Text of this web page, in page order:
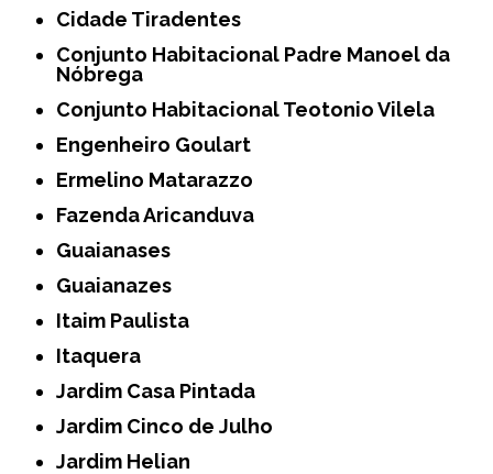
Cidade Tiradentes
Conjunto Habitacional Padre Manoel da
Nóbrega
Conjunto Habitacional Teotonio Vilela
Engenheiro Goulart
Ermelino Matarazzo
Fazenda Aricanduva
Guaianases
Guaianazes
Itaim Paulista
Itaquera
Jardim Casa Pintada
Jardim Cinco de Julho
Jardim Helian